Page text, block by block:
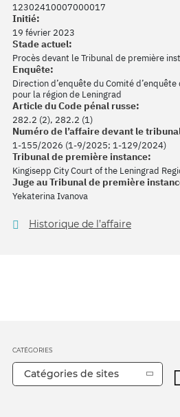
12302410007000017
Initié:
19 février 2023
Stade actuel:
Procès devant le Tribunal de première
Enquête:
Direction d’enquête du Comité
pour la région de Leningrad
Article du Code pénal russe:
282.2 (2), 282.2 (1)
Numéro de l’affaire devant le
1-155/2026 (1-9/2025; 1-129/2024)
Tribunal de première instance:
Kingisepp City Court of the Leningrad
Juge au Tribunal de première
Yekaterina Ivanova
Historique de l’affaire
CATÉGORIES
Catégories de sites